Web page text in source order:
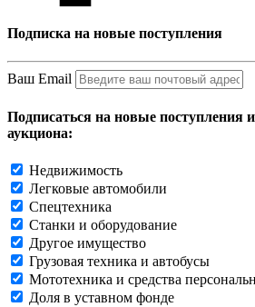
Подписка на новые поступления
Ваш Email
Подписаться на новые поступления
аукциона:
Недвижимость
Легковые автомобили
Спецтехника
Станки и оборудование
Другое имущество
Грузовая техника и автобусы
Мототехника и средства
Доля в уставном фонде